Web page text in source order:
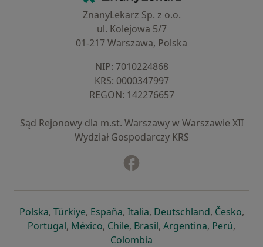
ZnanyLekarz Sp. z o.o.
ul. Kolejowa 5/7
01-217 Warszawa, Polska
NIP: ⁠7010224868
KRS: ⁠0000347997
REGON: ⁠142276657
Sąd Rejonowy dla m.st. Warszawy w Warszawie XII
Wydział Gospodarczy KRS
Polskaotwiera się w nowej karcie
, Türkiyeotwiera się w nowej karcie
, Españaotwiera się w nowej karcie
, Italiaotwiera się w nowej
, Deutschlandotwiera się
, Česko,
Portugalotwiera się w nowej karcie
, Méxicootwiera się w nowej karcie
, Chileotwiera się w nowej karcie
, Brasilotwiera się w nowej
, Argentinaotwiera się
, Perú,
Colombia